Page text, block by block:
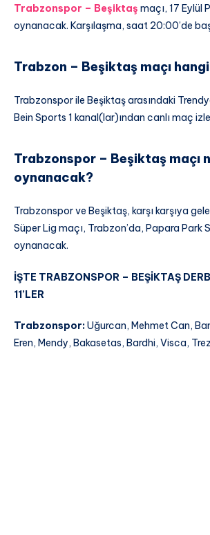
Trabzonspor – Beşiktaş maçı, 17 Eylül
oynanacak. Karşılaşma, saat 20:00’de
Trabzon – Beşiktaş maçı
Trabzonspor ile Beşiktaş arasındaki
Bein Sports 1 kanal(lar)ından canlı maç
Trabzonspor – Beşiktaş maçı
oynanacak?
Trabzonspor ve Beşiktaş, karşı karşıya
Süper Lig maçı, Trabzon’da, Papara Park
oynanacak.
İŞTE TRABZONSPOR – BEŞİKTAŞ
11’LER
Trabzonspor:Uğurcan, Mehmet Can,
Eren, Mendy, Bakasetas, Bardhi, Visca,